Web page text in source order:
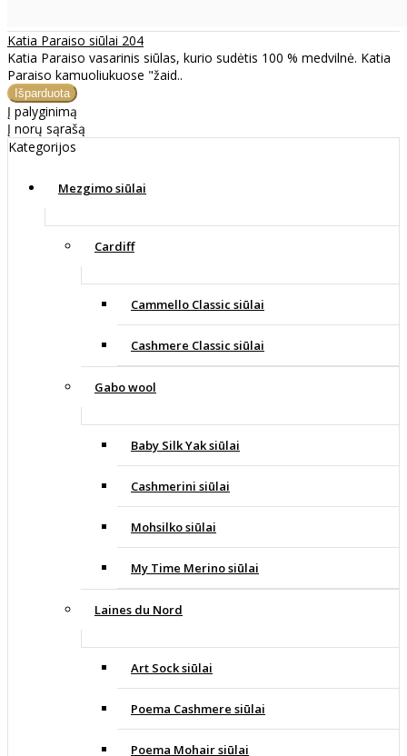
Katia Paraiso siūlai 204
Katia Paraiso vasarinis siūlas, kurio sudėtis 100 % medvilnė. Katia
Paraiso kamuoliukuose "žaid..
Į palyginimą
Į norų sąrašą
Kategorijos
Mezgimo siūlai
Cardiff
Cammello Classic siūlai
Cashmere Classic siūlai
Gabo wool
Baby Silk Yak siūlai
Cashmerini siūlai
Mohsilko siūlai
My Time Merino siūlai
Laines du Nord
Art Sock siūlai
Poema Cashmere siūlai
Poema Mohair siūlai